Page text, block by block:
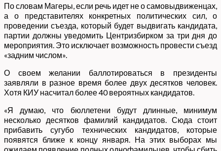
По словам Магеры, если речь идет не о самовыдвиженцах,
а о представителях конкретных политических сил, о
проведении съезда, который будет выдвигать кандидата,
партии должны уведомить Центризбирком за три дня до
мероприятия. Это исключает возможность провести съезд
«задним числом».
О своем желании баллотироваться в президенты
заявляли в разное время более двух десятков человек.
Хотя КИУ насчитал более 40 вероятных кандидатов.
«Я думаю, что бюллетени будут длинные, минимум
несколько десятков фамилий кандидатов. Сюда стоит
прибавить сугубо технических кандидатов, которые
появятся ближе к концу января. На этих выборах мы
ожидаем появление полных однофамильцев, чтобы сбить